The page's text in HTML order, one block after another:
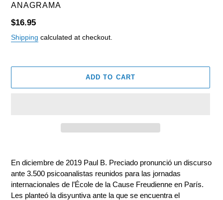
VENDOR
ANAGRAMA
Regular
price
$16.95
Shipping calculated at checkout.
ADD TO CART
to
your
cart
En diciembre de 2019 Paul B. Preciado pronunció un discurso
ante 3.500 psicoanalistas reunidos para las jornadas
internacionales de l’École de la Cause Freudienne en París.
Les planteó la disyuntiva ante la que se encuentra el